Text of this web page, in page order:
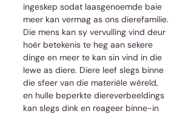
ingeskep sodat laasgenoemde baie
meer kan vermag as ons dierefamilie.
Die mens kan sy vervulling vind deur
hoër betekenis te heg aan sekere
dinge en meer te kan sin vind in die
lewe as diere. Diere leef slegs binne
die sfeer van die materiële wêreld,
en hulle beperkte diereverbeeldings
kan slegs dink en reageer binne-in